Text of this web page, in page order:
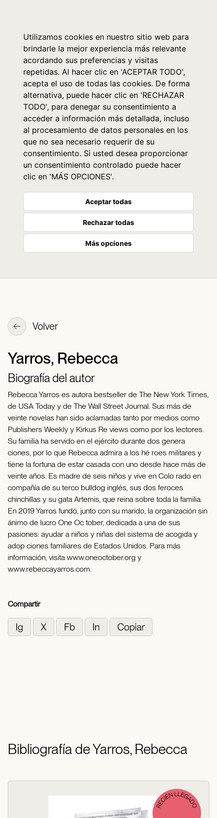
Utilizamos cookies en nuestro sitio web para
brindarle la mejor experiencia más relevante
acordando sus preferencias y visitas
repetidas. Al hacer clic en 'ACEPTAR TODO',
acepta el uso de todas las cookies. De forma
alternativa, puede hacer clic en 'RECHAZAR
TODO', para denegar su consentimiento a
acceder a información más detallada, incluso
al procesamiento de datos personales en los
que no sea necesario requerir de su
consentimiento. Si usted desea proporcionar
un consentimiento controlado puede hacer
clic en 'MÁS OPCIONES'.
Aceptar todas
Rechazar todas
Más opciones
Volver
Yarros, Rebecca
Biografía del autor
Rebecca Yarros es autora bestseller de The New York Times,
de USA Today y de The Wall Street Journal. Sus más de
veinte novelas han sido aclamadas tanto por medios como
Publishers Weekly y Kirkus Re views como por los lectores.
Su familia ha servido en el ejército durante dos genera
ciones, por lo que Rebecca admira a los hé roes militares y
tiene la fortuna de estar casada con uno desde hace más de
veinte años. Es madre de seis niños y vive en Colo rado en
compañía de su terco bulldog inglés, sus dos feroces
chinchillas y su gata Artemis, que reina sobre toda la familia.
En 2019 Yarros fundó, junto con su marido, la organización sin
ánimo de lucro One Oc tober, dedicada a una de sus
pasiones: ayudar a niños y niñas del sistema de acogida y
adop ciones familiares de Estados Unidos. Para más
información, visita www.oneoctober.org y
www.rebeccayarros.com.
Compartir
Bibliografía de Yarros, Rebecca